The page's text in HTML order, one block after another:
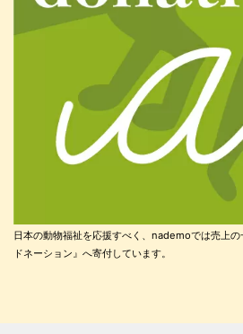
日本の動物福祉を応援すべく、nademoでは売上の
ドネーション』へ寄付しています。